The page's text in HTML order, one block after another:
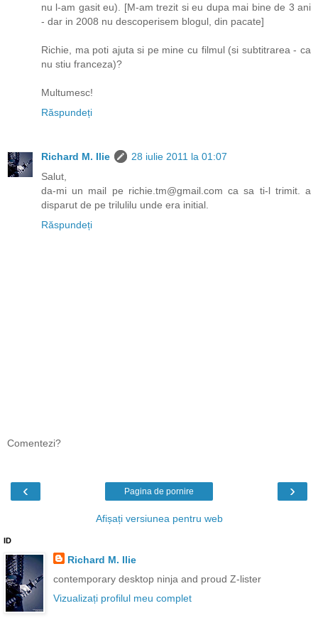
nu l-am gasit eu). [M-am trezit si eu dupa mai bine de 3 ani
- dar in 2008 nu descoperisem blogul, din pacate]
Richie, ma poti ajuta si pe mine cu filmul (si subtitrarea - ca
nu stiu franceza)?
Multumesc!
Răspundeți
Richard M. Ilie
28 iulie 2011 la 01:07
Salut,
da-mi un mail pe richie.tm@gmail.com ca sa ti-l trimit. a
disparut de pe trilulilu unde era initial.
Răspundeți
Comentezi?
‹ ›
Pagina de pornire
Afișați versiunea pentru web
ID
Richard M. Ilie
contemporary desktop ninja and proud Z-lister
Vizualizați profilul meu complet